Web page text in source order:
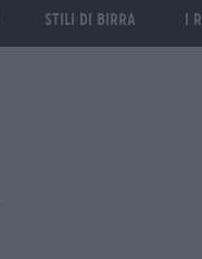
Stili di birra I